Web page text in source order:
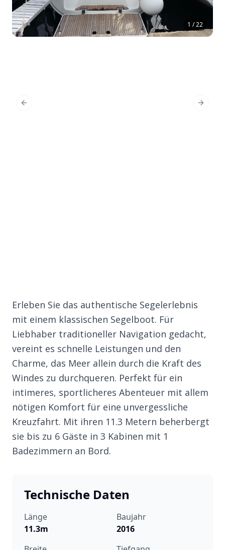
1 / 22
Previous Slide Next
Erleben Sie das authentische Segelerlebnis
mit einem klassischen Segelboot. Für
Liebhaber traditioneller Navigation gedacht,
vereint es schnelle Leistungen und den
Charme, das Meer allein durch die Kraft des
Windes zu durchqueren. Perfekt für ein
intimeres, sportlicheres Abenteuer mit allem
nötigen Komfort für eine unvergessliche
Kreuzfahrt. Mit ihren 11.3 Metern beherbergt
sie bis zu 6 Gäste in 3 Kabinen mit 1
Badezimmern an Bord.
Technische Daten
Länge
11.3m
Baujahr
2016